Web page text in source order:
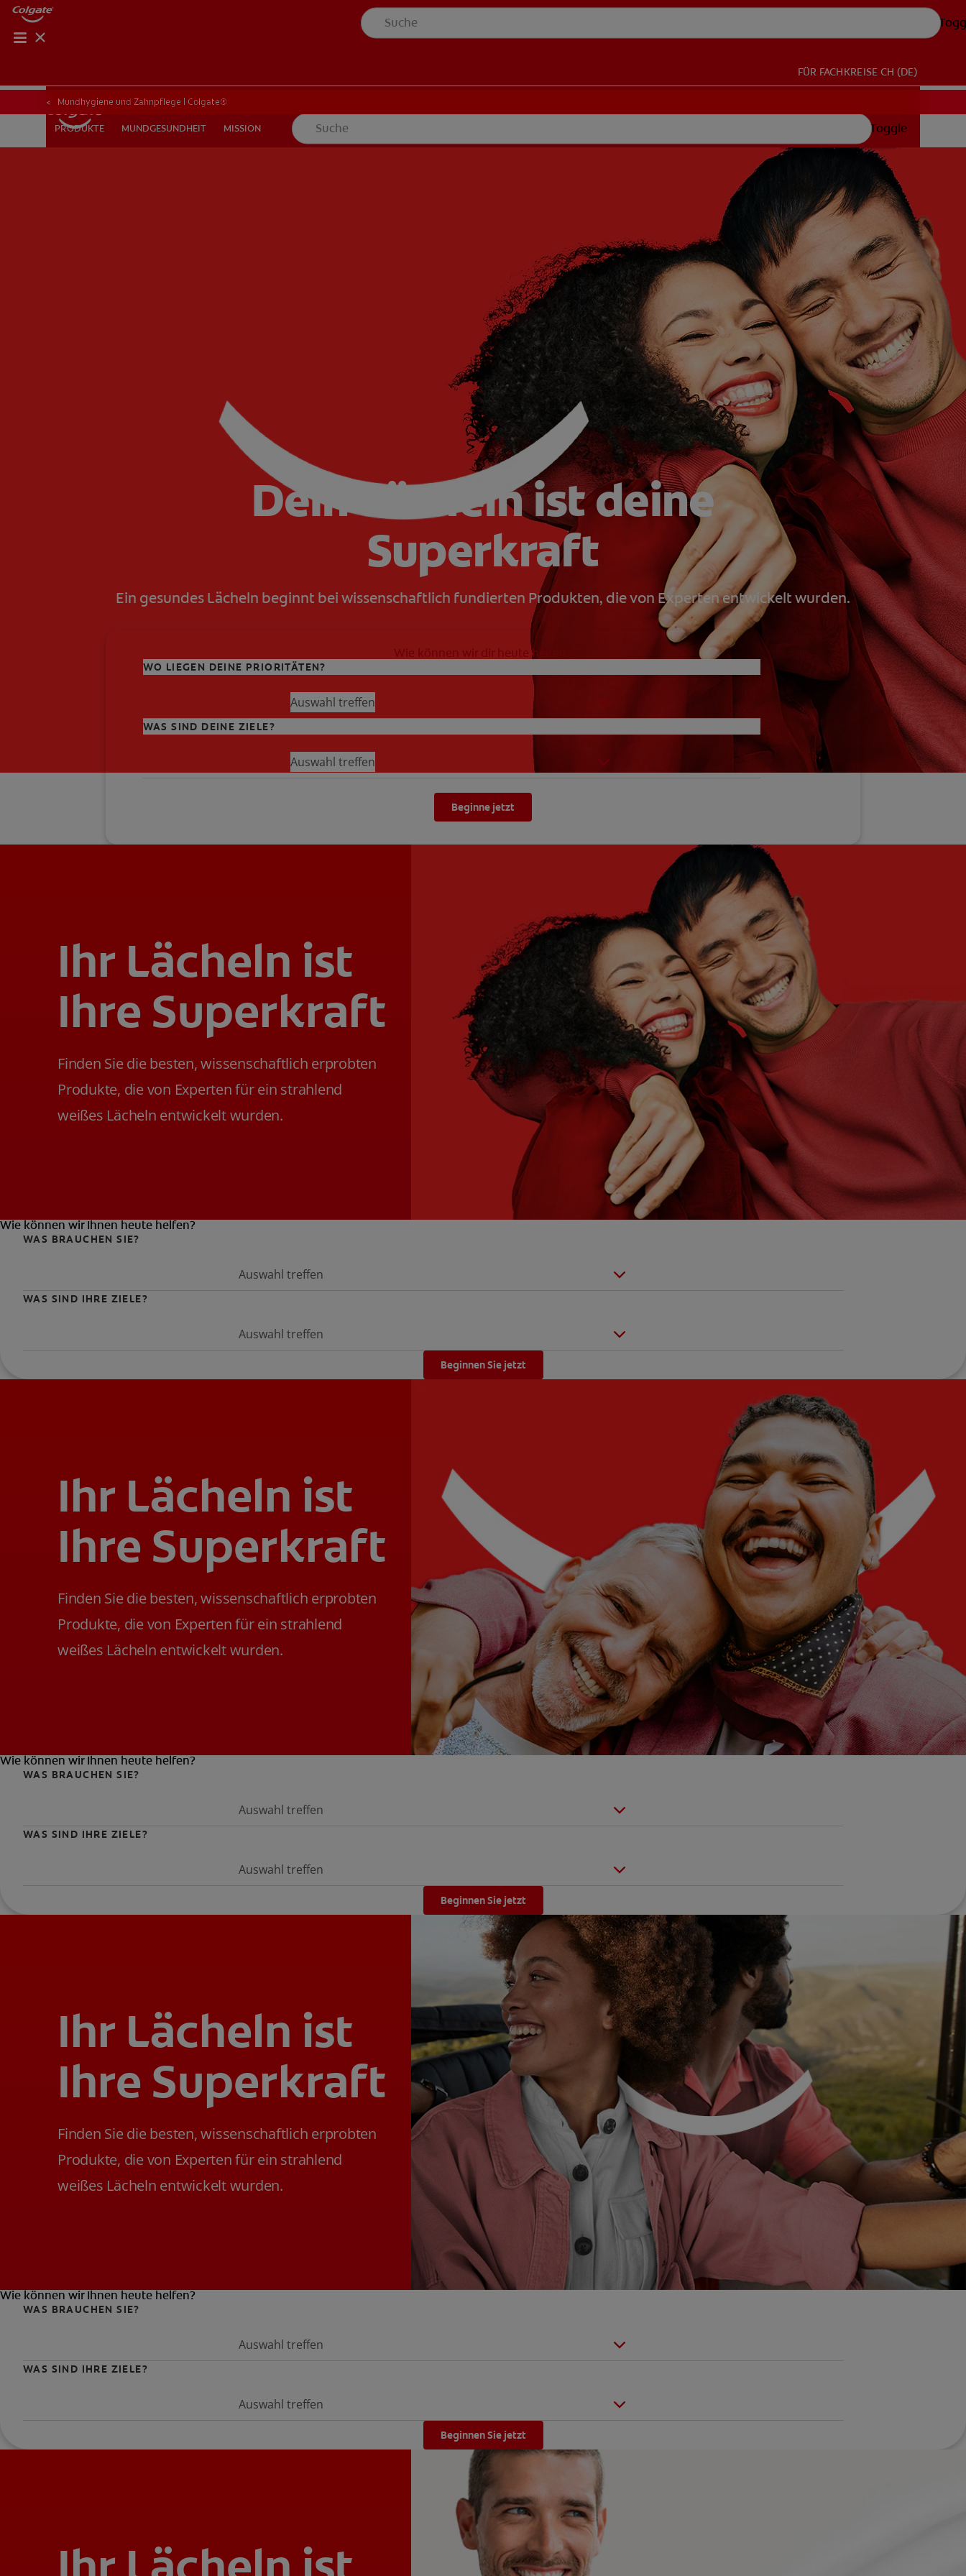
PRODUKTE MUNDGESUNDHEIT
FÜR FACHKREISE CH (DE)
PRODUKTE MUNDGESUNDHEIT MISSION Toggle
Mundhygiene und Zahnpflege | Colgate®
Dein Lächeln ist deine
Superkraft
Ein gesundes Lächeln beginnt bei wissenschaftlich fundierten Produkten, die von Experten entwickelt wurden.
Wie können wir dir heute helfen?
WO LIEGEN DEINE PRIORITÄTEN?
Auswahl treffen
WAS SIND DEINE ZIELE?
Auswahl treffen
Beginne jetzt
Ihr Lächeln ist
Ihre Superkraft
Finden Sie die besten, wissenschaftlich erprobten
Produkte, die von Experten für ein strahlend
weißes Lächeln entwickelt wurden.
Wie können wir Ihnen heute helfen?
WAS BRAUCHEN SIE?
Auswahl treffen
WAS SIND IHRE ZIELE?
Auswahl treffen
Beginnen Sie jetzt
Ihr Lächeln ist
Ihre Superkraft
Finden Sie die besten, wissenschaftlich erprobten
Produkte, die von Experten für ein strahlend
weißes Lächeln entwickelt wurden.
Wie können wir Ihnen heute helfen?
WAS BRAUCHEN SIE?
Auswahl treffen
WAS SIND IHRE ZIELE?
Auswahl treffen
Beginnen Sie jetzt
Ihr Lächeln ist
Ihre Superkraft
Finden Sie die besten, wissenschaftlich erprobten
Produkte, die von Experten für ein strahlend
weißes Lächeln entwickelt wurden.
Wie können wir Ihnen heute helfen?
WAS BRAUCHEN SIE?
Auswahl treffen
WAS SIND IHRE ZIELE?
Auswahl treffen
Beginnen Sie jetzt